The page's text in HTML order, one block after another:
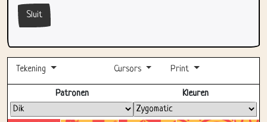
Sluit
Tekening Cursors Print
Volledig scherm
Patronen Kleuren